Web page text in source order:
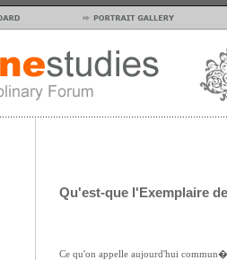
Qu'est-que l'Exemplaire
Ce qu'on appelle aujourd'hui